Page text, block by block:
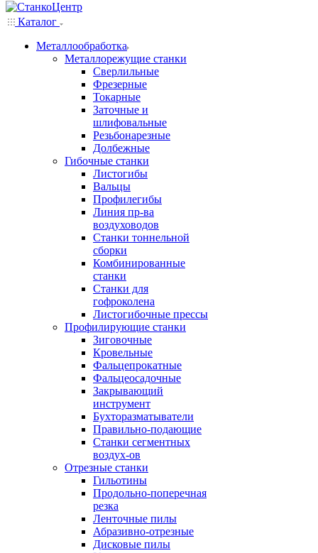
Каталог
Металлообработка
Металлорежущие станки
Сверлильные
Фрезерные
Токарные
Заточные и
шлифовальные
Резьбонарезные
Долбежные
Гибочные станки
Листогибы
Вальцы
Профилегибы
Линия пр-ва
воздуховодов
Станки тоннельной
сборки
Комбинированные
станки
Станки для
гофроколена
Листогибочные прессы
Профилирующие станки
Зиговочные
Кровельные
Фальцепрокатные
Фальцеосадочные
Закрывающий
инструмент
Бухторазматыватели
Правильно-подающие
Станки сегментных
воздух-ов
Отрезные станки
Гильотины
Продольно-поперечная
резка
Ленточные пилы
Абразивно-отрезные
Дисковые пилы